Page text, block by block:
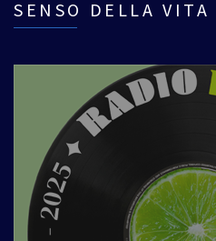
SENSO DELLA VITA